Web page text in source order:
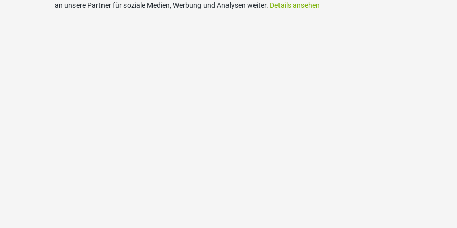
an unsere Partner für soziale Medien, Werbung und Analysen weiter. Details ansehen